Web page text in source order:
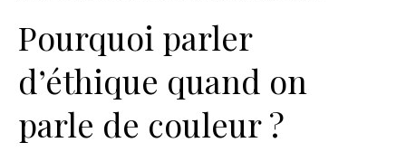
Pourquoi parler
d’éthique quand on
parle de couleur ?